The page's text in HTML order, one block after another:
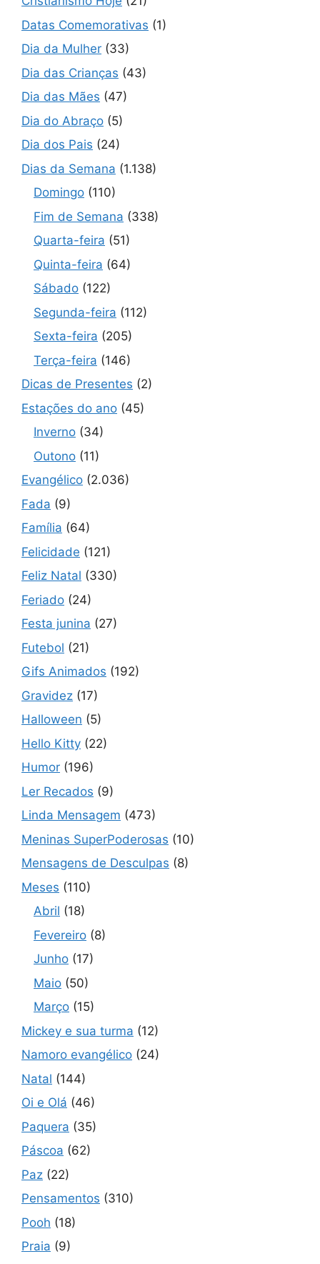
Datas Comemorativas (1)
Dia da Mulher (33)
Dia das Crianças (43)
Dia das Mães (47)
Dia do Abraço (5)
Dia dos Pais (24)
Dias da Semana (1.138)
Domingo (110)
Fim de Semana (338)
Quarta-feira (51)
Quinta-feira (64)
Sábado (122)
Segunda-feira (112)
Sexta-feira (205)
Terça-feira (146)
Dicas de Presentes (2)
Estações do ano (45)
Inverno (34)
Outono (11)
Evangélico (2.036)
Fada (9)
Família (64)
Felicidade (121)
Feliz Natal (330)
Feriado (24)
Festa junina (27)
Futebol (21)
Gifs Animados (192)
Gravidez (17)
Halloween (5)
Hello Kitty (22)
Humor (196)
Ler Recados (9)
Linda Mensagem (473)
Meninas SuperPoderosas (10)
Mensagens de Desculpas (8)
Meses (110)
Abril (18)
Fevereiro (8)
Junho (17)
Maio (50)
Março (15)
Mickey e sua turma (12)
Namoro evangélico (24)
Natal (144)
Oi e Olá (46)
Paquera (35)
Páscoa (62)
Paz (22)
Pensamentos (310)
Pooh (18)
Praia (9)